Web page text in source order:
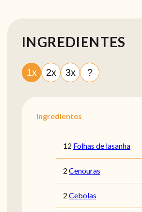
INGREDIENTES
1x 2x 3x ?
Ingredientes
12 Folhas de lasanha
2 Cenouras
2 Cebolas